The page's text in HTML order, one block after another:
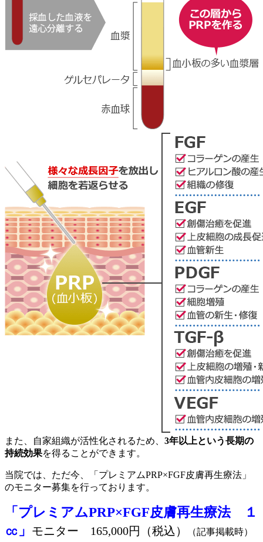
また、自家組織が活性化されるため、 3年以上という長期の
持続効果を得ることができます。
当院では、ただ今、「プレミアムPRP×FGF皮膚再生療法」
のモニター募集を行っております。
「プレミアムPRP×FGF皮膚再生療法 １
㏄」 モニター 165,000円（税込） （記事掲載時）